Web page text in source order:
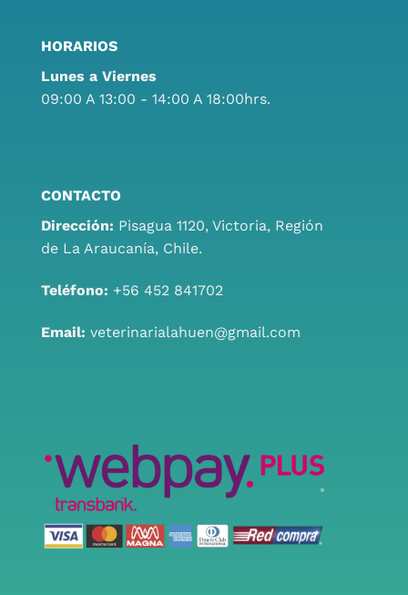
HORARIOS
Lunes a Viernes
09:00 A 13:00 - 14:00 A 18:00hrs.
CONTACTO
Dirección: Pisagua 1120, Victoria, Región
de La Araucanía, Chile.
Teléfono: +56 452 841702
Email: veterinarialahuen@gmail.com